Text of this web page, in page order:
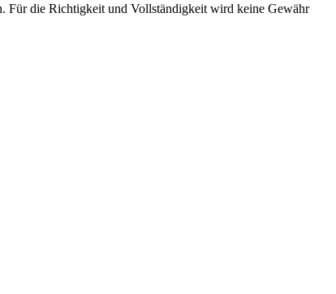
Für die Richtigkeit und Vollständigkeit wird keine Gewähr